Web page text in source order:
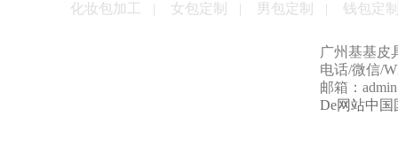
化妆包加工 | 女包定制 | 男包定制 | 钱包定
广州基基皮
电话/微信/
邮箱：
De网站中国